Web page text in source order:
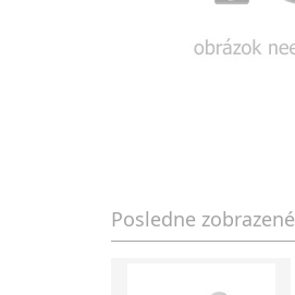
Posledne zobrazené